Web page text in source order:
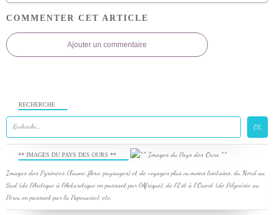
COMMENTER CET ARTICLE
Ajouter un commentaire
RECHERCHE
** IMAGES DU PAYS DES OURS **
Images des Pyrénées (Faune, flore, paysages) et de voyages plus ou moins lointains, du Nord au
Sud (de l'Arctique à l'Antarctique en passant par l'Afrique), de l'Est à l'Ouest (de Polynésie au
Pérou en passant par la Papouasie), etc.